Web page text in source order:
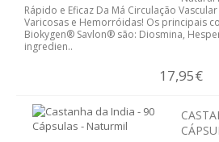
CHOCOLATES
AROMOTERAPIA
Rápido e Eficaz Da Má Circulação
Varicosas e Hemorróidas! Os principais
Biokygen® Savlon® são: Diosmina,
ingredien..
17,95€